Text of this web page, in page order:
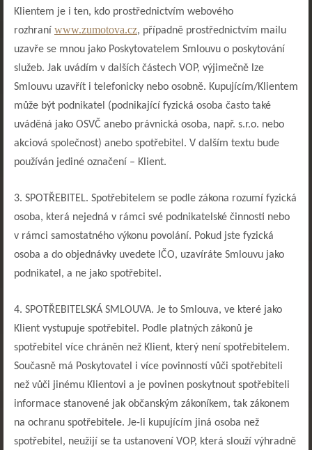
Klientem je i ten, kdo prostřednictvím webového
rozhraní www.zumotova.cz, případně prostřednictvím mailu
uzavře se mnou jako Poskytovatelem Smlouvu o poskytování
služeb. Jak uvádím v dalších částech VOP, výjimečně lze
Smlouvu uzavřít i telefonicky nebo osobně. Kupujícím/Klientem
může být podnikatel (podnikající fyzická osoba často také
uváděná jako OSVČ anebo právnická osoba, např. s.r.o. nebo
akciová společnost) anebo spotřebitel. V dalším textu bude
používán jediné označení – Klient.
3. SPOTŘEBITEL. Spotřebitelem se podle zákona rozumí fyzická
osoba, která nejedná v rámci své podnikatelské činnosti nebo
v rámci samostatného výkonu povolání. Pokud jste fyzická
osoba a do objednávky uvedete IČO, uzavíráte Smlouvu jako
podnikatel, a ne jako spotřebitel.
4. SPOTŘEBITELSKÁ SMLOUVA. Je to Smlouva, ve které jako
Klient vystupuje spotřebitel. Podle platných zákonů je
spotřebitel více chráněn než Klient, který není spotřebitelem.
Současně má Poskytovatel i více povinností vůči spotřebiteli
než vůči jinému Klientovi a je povinen poskytnout spotřebiteli
informace stanovené jak občanským zákoníkem, tak zákonem
na ochranu spotřebitele. Je-li kupujícím jiná osoba než
spotřebitel, neužijí se ta ustanovení VOP, která slouží výhradně